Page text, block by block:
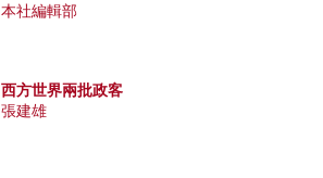
本社編輯部
西方世界兩批政客
張建雄